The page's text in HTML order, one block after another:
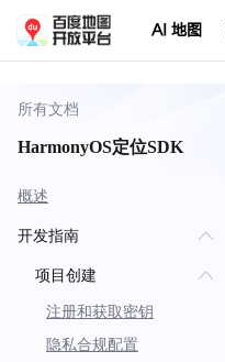
AI 地图
所有文档
HarmonyOS定位SDK
概述
开发指南
项目创建
注册和获取密钥
隐私合规配置